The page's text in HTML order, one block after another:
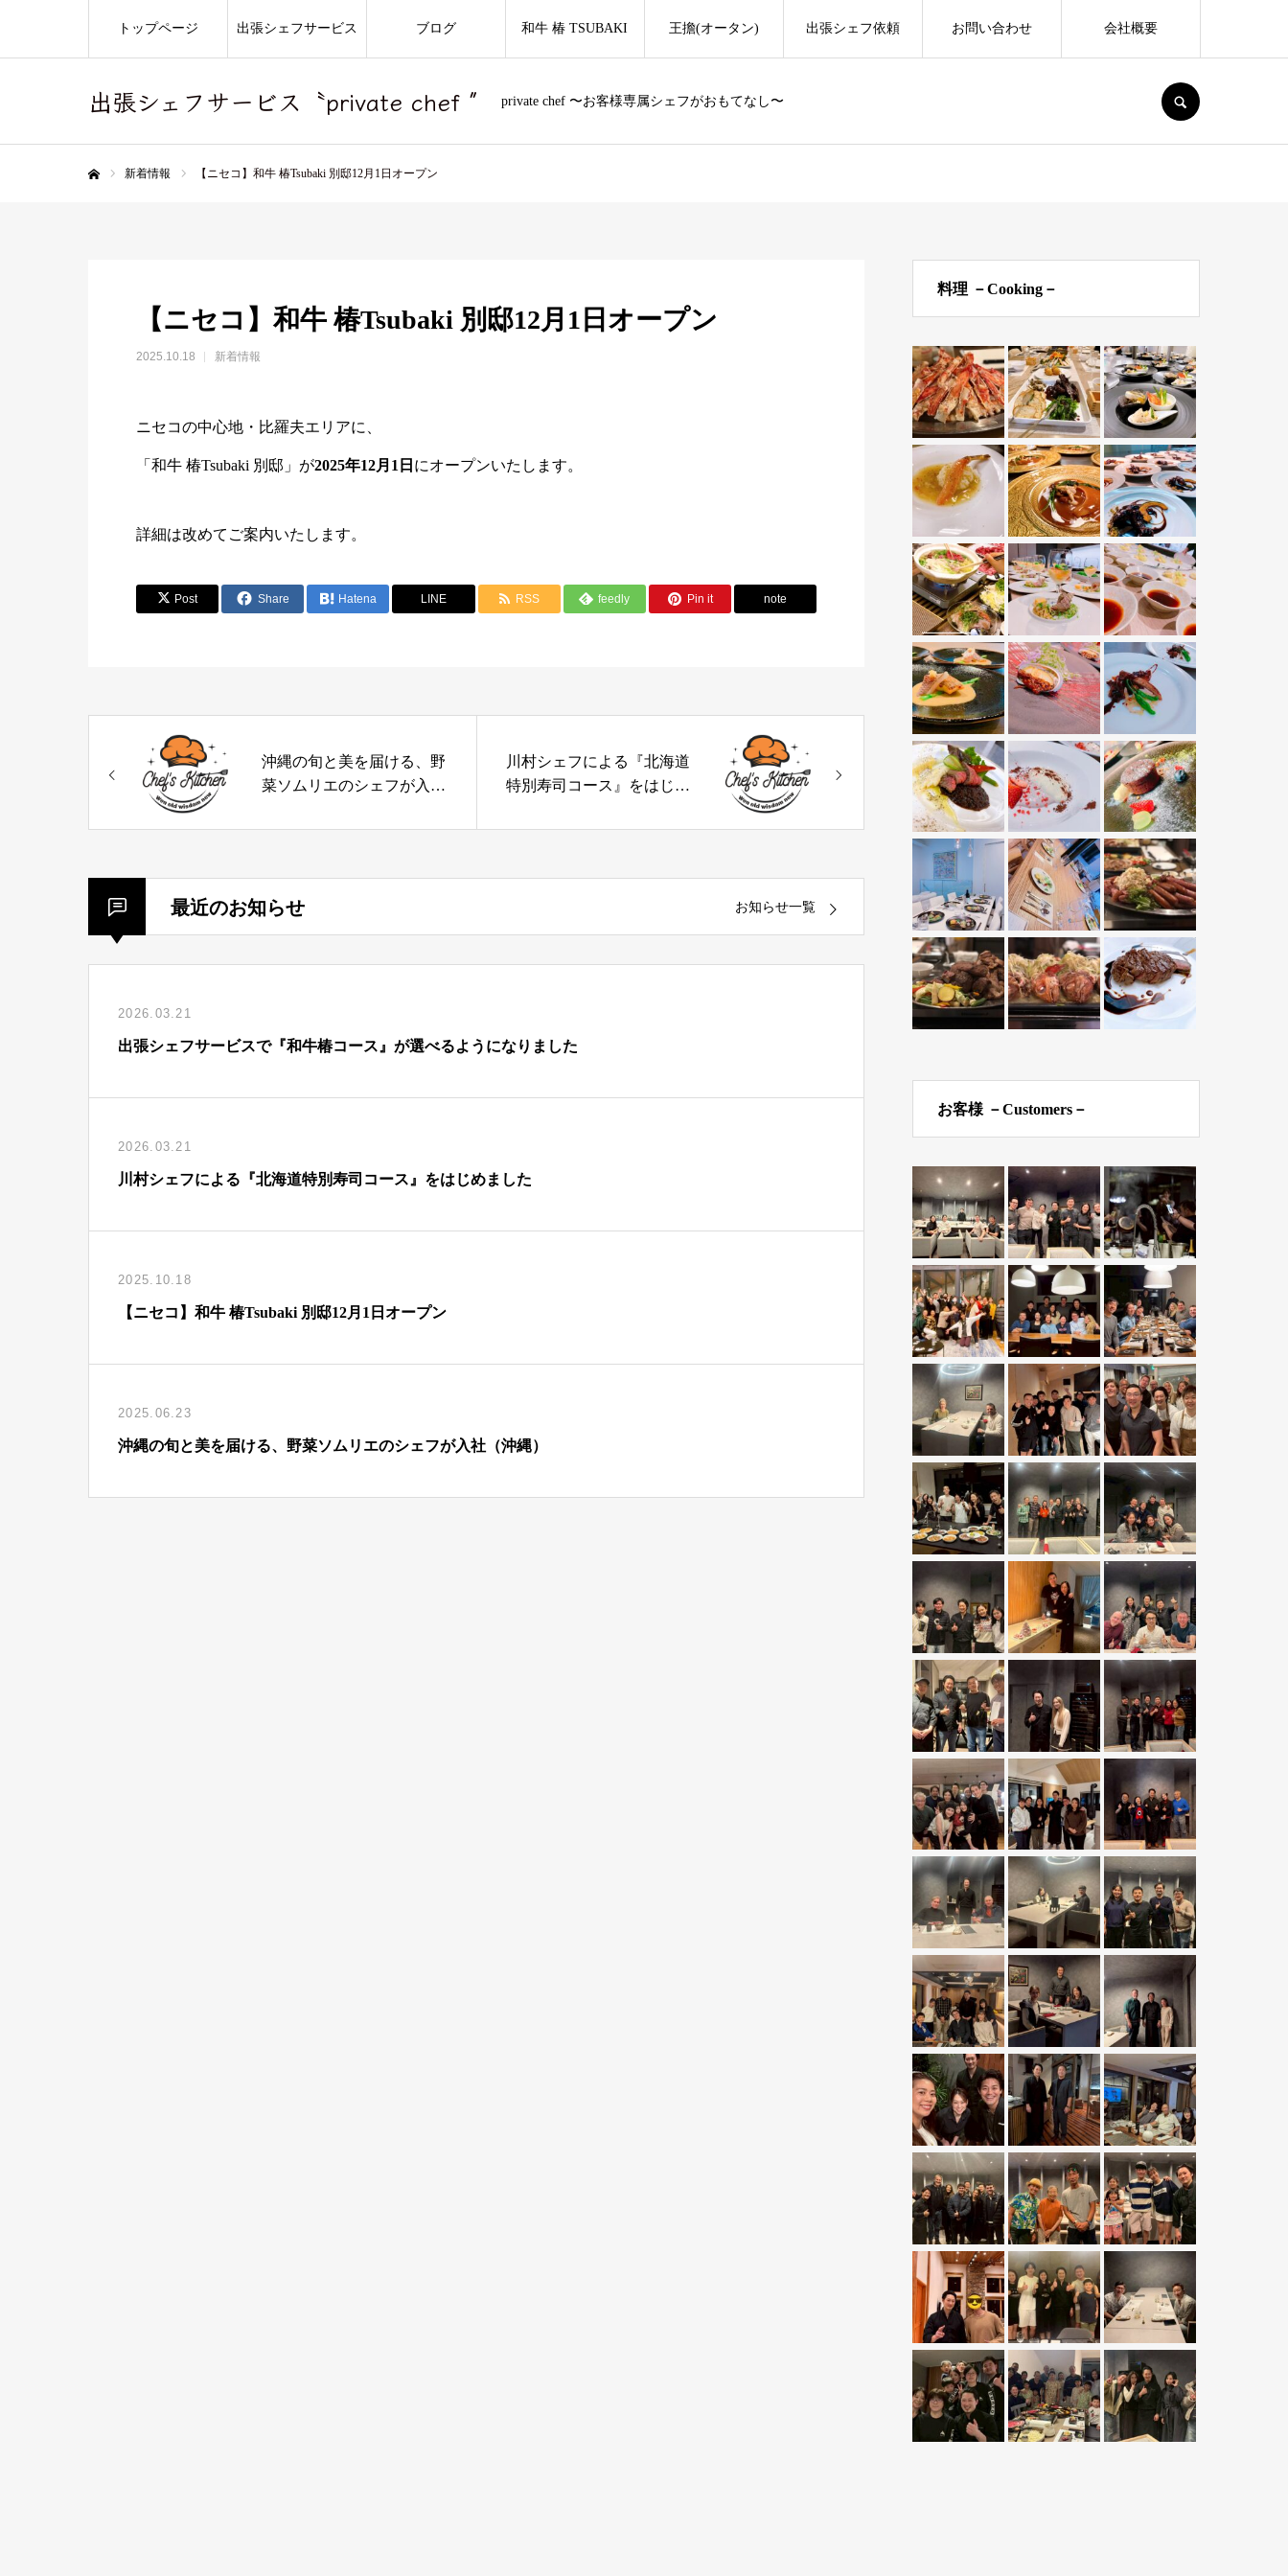
出張シェフサービス〝private chef ″ private chef 〜お客様専属シェフがおもてなし〜
トップページ 出張シェフサービス ブログ 和牛 椿 TSUBAKI 王擔(オータン) 出張シェフ依頼 お問い合わせ 会社概要
新着情報 【ニセコ】和牛 椿Tsubaki 別邸12月1日オープン
【ニセコ】和牛 椿Tsubaki 別邸12月1日オープン
2025.10.18 新着情報
ニセコの中心地・比羅夫エリアに、
「和牛 椿Tsubaki 別邸」が2025年12月1日 にオープンいたします。
詳細は改めてご案内いたします。
Post Share Hatena LINE RSS feedly Pin it note
沖縄の旬と美を届ける、野
菜ソムリエのシェフが入社
川村シェフによる『北海道
特別寿司コース』をはじめ
最近のお知らせ お知らせ一覧
2026.03.21
出張シェフサービスで『和牛椿コース』が選べるようになりました
2026.03.21
川村シェフによる『北海道特別寿司コース』をはじめました
2025.10.18
【ニセコ】和牛 椿Tsubaki 別邸12月1日オープン
2025.06.23
沖縄の旬と美を届ける、野菜ソムリエのシェフが入社（沖縄）
料理 －Cooking－
お客様 －Customers－